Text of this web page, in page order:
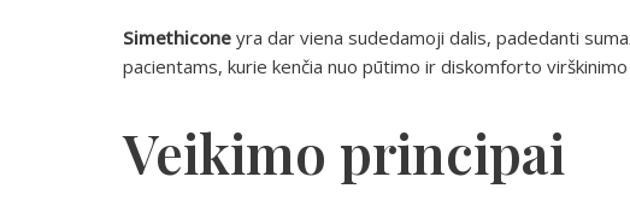
Simethicone yra dar viena sudedamoji dalis, padedanti
pacientams, kurie kenčia nuo pūtimo ir diskomforto
Veikimo principai